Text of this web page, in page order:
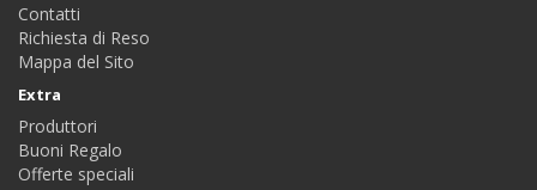
Contatti
Richiesta di Reso
Mappa del Sito
Extra
Produttori
Buoni Regalo
Offerte speciali